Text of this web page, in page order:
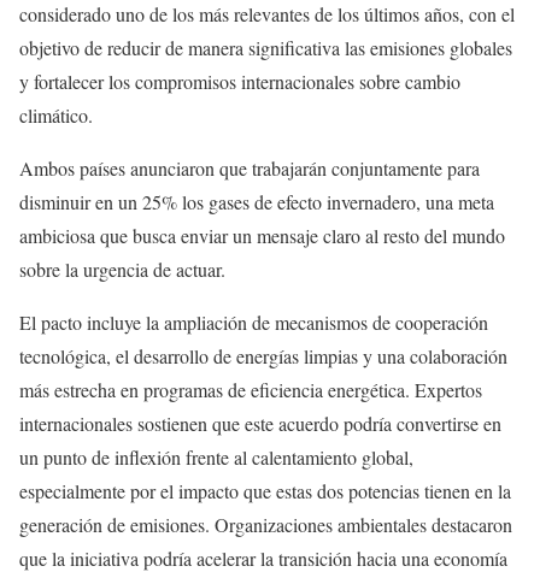
considerado uno de los más relevantes de los últimos años, con el
objetivo de reducir de manera significativa las emisiones globales
y fortalecer los compromisos internacionales sobre cambio
climático.
Ambos países anunciaron que trabajarán conjuntamente para
disminuir en un 25% los gases de efecto invernadero, una meta
ambiciosa que busca enviar un mensaje claro al resto del mundo
sobre la urgencia de actuar.
El pacto incluye la ampliación de mecanismos de cooperación
tecnológica, el desarrollo de energías limpias y una colaboración
más estrecha en programas de eficiencia energética. Expertos
internacionales sostienen que este acuerdo podría convertirse en
un punto de inflexión frente al calentamiento global,
especialmente por el impacto que estas dos potencias tienen en la
generación de emisiones. Organizaciones ambientales destacaron
que la iniciativa podría acelerar la transición hacia una economía